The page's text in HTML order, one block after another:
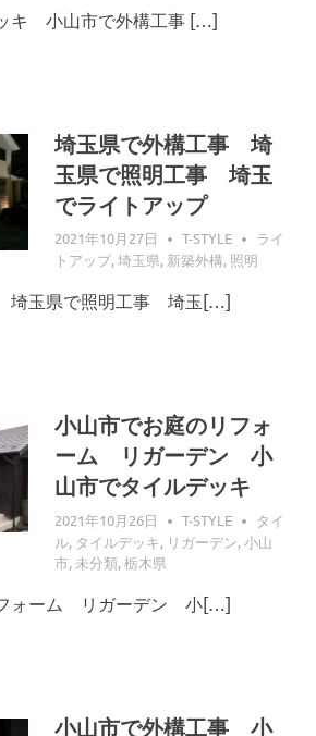
キ 小山市で外構工事 […]
埼玉県で外構工事 埼
玉県で照明工事 埼玉
でライトアップ
2021年10月27日 T-STYLE
ライ
トアップ,埼玉県, 新築外構, 照明
埼玉県で照明工事 埼玉[…]
小山市でお庭のリフォ
ーム リガーデン 小
山市でタイルデッキ
2021年10月26日 T-STYLE
タイ
ル, タイルデッキ, リガーデン,小山
市, 未分類,栃木県
ォーム リガーデン 小[…]
小山市で外構工事 小